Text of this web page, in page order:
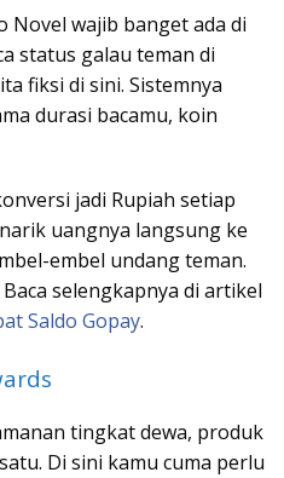
Novel wajib banget ada di
status galau teman di
fiksi di sini. Sistemnya
durasi bacamu, koin
jadi Rupiah setiap
uangnya langsung ke
embel undang teman.
selengkapnya di artikel
Saldo Gopay.
tingkat dewa, produk
Di sini kamu cuma perlu